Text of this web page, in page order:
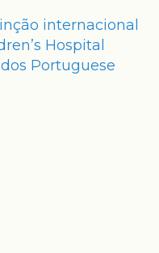
internacional
Hospital
Portuguese